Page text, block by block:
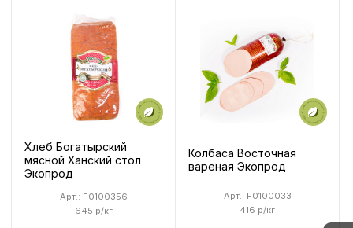
Хлеб Богатырский
мясной Ханский стол
Экопрод
645 р/кг
Арт.: F0100356
Колбаса Восточная
вареная Экопрод
416 р/кг
Арт.: F0100033